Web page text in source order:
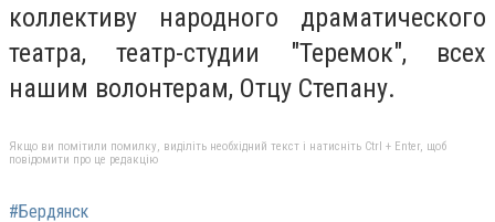
коллективу народного драматического
театра, театр-студии "Теремок", всех
нашим волонтерам, Отцу Степану.
Якщо ви помітили помилку, виділіть необхідний текст і натисніть Ctrl + Enter, щоб
повідомити про це редакцію
#Бердянск